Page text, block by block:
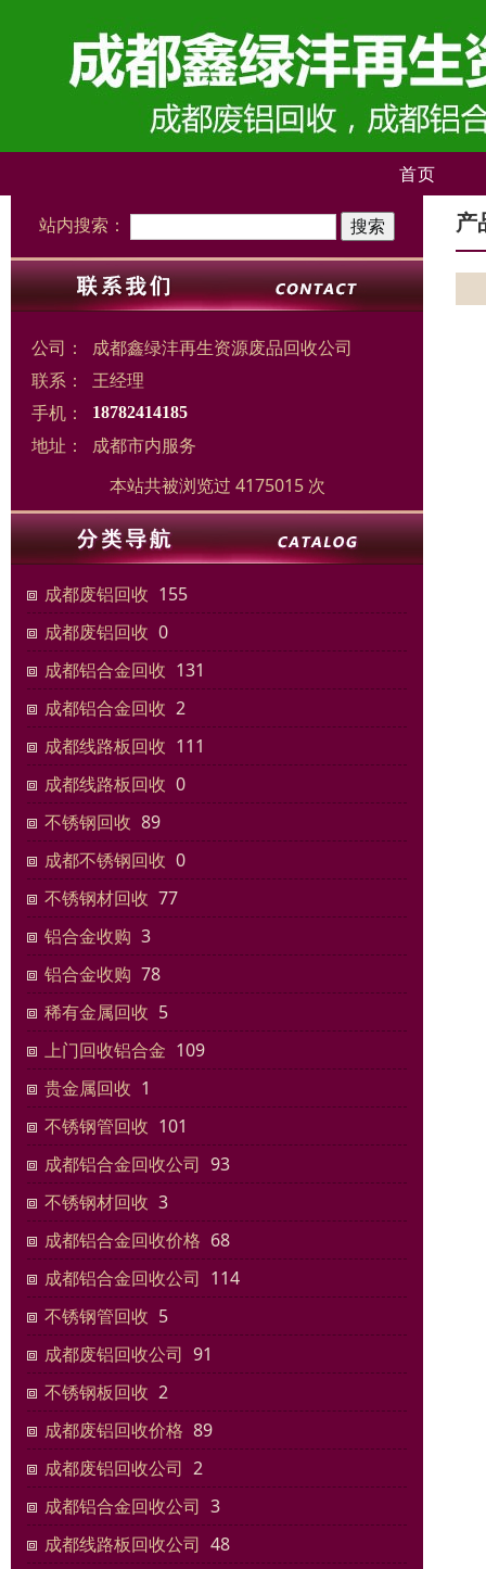
首页
站内搜索：
公司：
成都鑫绿沣再生资源废品回收公司
联系：
王经理
手机：
18782414185
地址：
成都市内服务
本站共被浏览过 4175015 次
成都废铝回收 155
成都废铝回收 0
成都铝合金回收 131
成都铝合金回收 2
成都线路板回收 111
成都线路板回收 0
不锈钢回收 89
成都不锈钢回收 0
不锈钢材回收 77
铝合金收购 3
铝合金收购 78
稀有金属回收 5
上门回收铝合金 109
贵金属回收 1
不锈钢管回收 101
成都铝合金回收公司 93
不锈钢材回收 3
成都铝合金回收价格 68
成都铝合金回收公司 114
不锈钢管回收 5
成都废铝回收公司 91
不锈钢板回收 2
成都废铝回收价格 89
成都废铝回收公司 2
成都铝合金回收公司 3
成都线路板回收公司 48
产